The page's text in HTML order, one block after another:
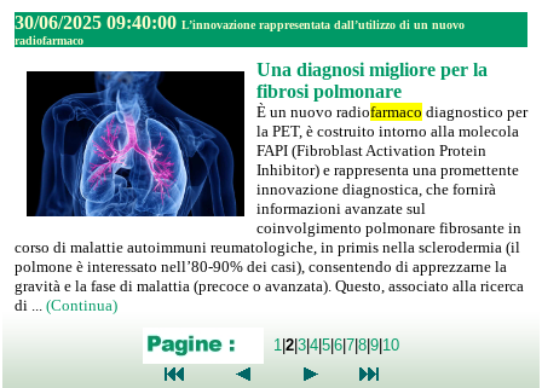
30/06/2025 09:40:00 L’innovazione rappresentata dall’utilizzo di un nuovo
radiofarmaco
Una diagnosi migliore per la
fibrosi polmonare
È un nuovo radiofarmaco diagnostico per
la PET, è costruito intorno alla molecola
FAPI (Fibroblast Activation Protein
Inhibitor) e rappresenta una promettente
innovazione diagnostica, che fornirà
informazioni avanzate sul
coinvolgimento polmonare fibrosante in
corso di malattie autoimmuni reumatologiche, in primis nella sclerodermia (il
polmone è interessato nell’80-90% dei casi), consentendo di apprezzarne la
gravità e la fase di malattia (precoce o avanzata). Questo, associato alla ricerca
di ... (Continua)
1 |2|3|4|5|6|7|8|9|10